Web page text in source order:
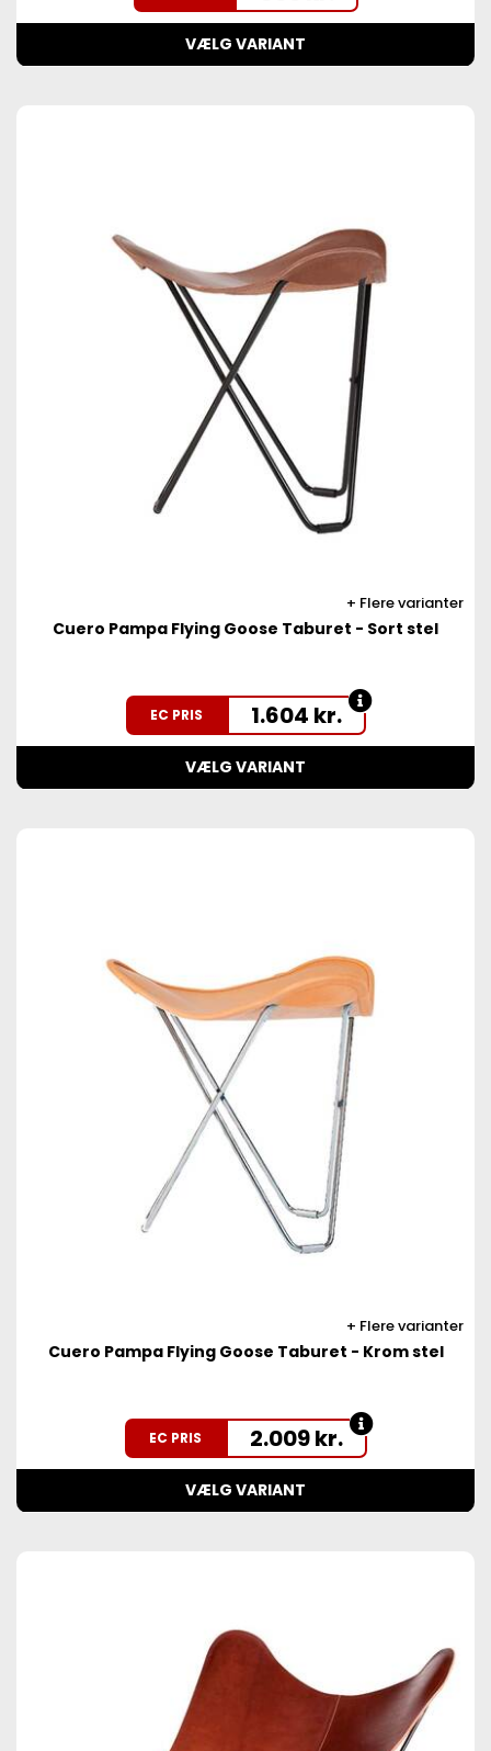
VÆLG VARIANT
Flere varianter
Cuero Pampa Flying Goose Taburet - Sort stel
EC PRIS 1.604 kr.
VÆLG VARIANT
Flere varianter
Cuero Pampa Flying Goose Taburet - Krom stel
EC PRIS 2.009kr.
VÆLG VARIANT